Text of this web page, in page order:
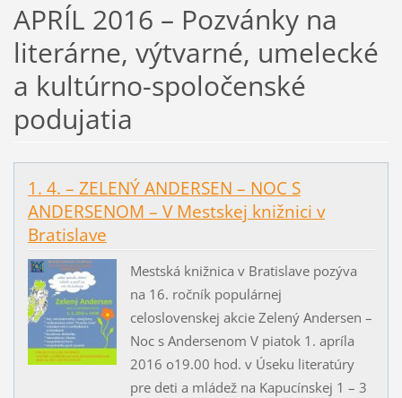
APRÍL 2016 – Pozvánky na
literárne, výtvarné, umelecké
a kultúrno-spoločenské
podujatia
1. 4. – ZELENÝ ANDERSEN – NOC S
ANDERSENOM – V Mestskej knižnici v
Bratislave
Mestská knižnica v Bratislave pozýva
na 16. ročník populárnej
celoslovenskej akcie Zelený Andersen –
Noc s Andersenom V piatok 1. apríla
2016 o19.00 hod. v Úseku literatúry
pre deti a mládež na Kapucínskej 1 – 3